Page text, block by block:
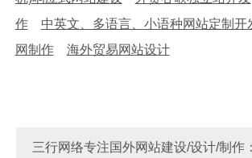
作
中英文、多语言、小语种网站定制开
网制作
海外贸易网站设计
三行网络专注国外网站建设/设计/制作